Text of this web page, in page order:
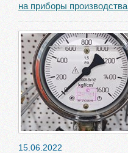
на приборы
15.06.2022